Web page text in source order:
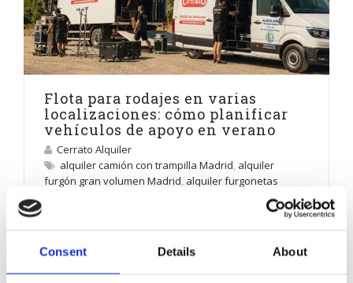
Consent Details About
Flota para rodajes en varias
localizaciones: cómo planificar
vehículos de apoyo en verano
Cerrato Alquiler
alquiler camión con trampilla Madrid alquiler
furgón gran volumen Madrid alquiler furgonetas
alquiler vehículos para productoras
para rodajes
vehículos para rodajes
Consejos y opinión